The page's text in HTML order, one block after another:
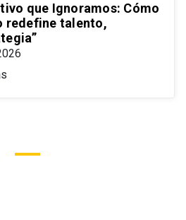
que Ignoramos: Cómo
redefine talento,